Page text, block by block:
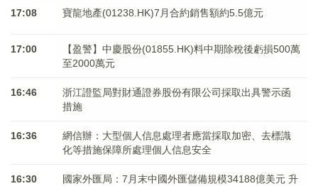
17:08 寶龍地產(01238.HK)7月合約銷售額約5.5億元
17:00
【盈警】中慶股份(01855.HK)料中期除稅後虧損500萬
至2000萬元
16:46
浙江證監局對財通證券股份有限公司採取出具警示函
措施
16:36
網信辦：大型個人信息處理者應當採取加密、去標識
化等措施保障所處理個人信息安全
16:30
國家外匯局：7月末中國外匯儲備規模34188億美元 升